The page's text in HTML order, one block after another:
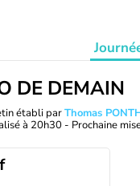
DE DEMAIN
établi parThomas
à 20h30 - Prochaine